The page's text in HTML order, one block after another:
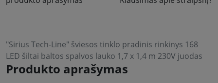
"Sirius Tech-Line" šviesos tinklo pradinis rinkinys 168
LED šiltai baltos spalvos lauko 1,7 x 1,4 m 230V juodas
Produkto aprašymas